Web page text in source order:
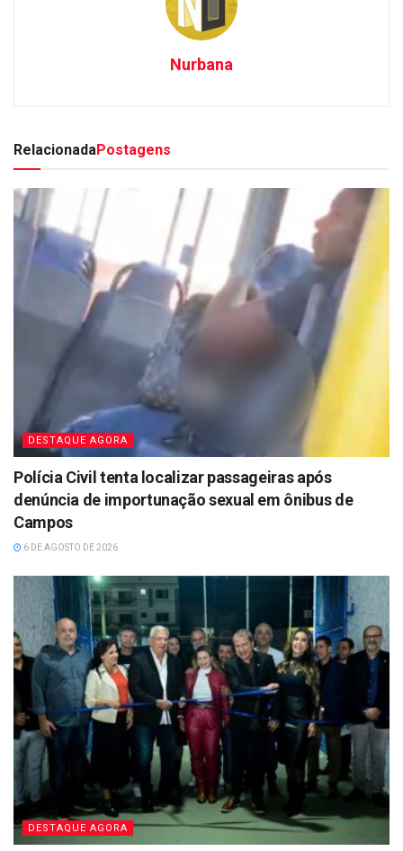
Nurbana
RelacionadaPostagens
DESTAQUE AGORA
Polícia Civil tenta localizar passageiras após
denúncia de importunação sexual em ônibus de
Campos
6 DE AGOSTO DE 2026
DESTAQUE AGORA